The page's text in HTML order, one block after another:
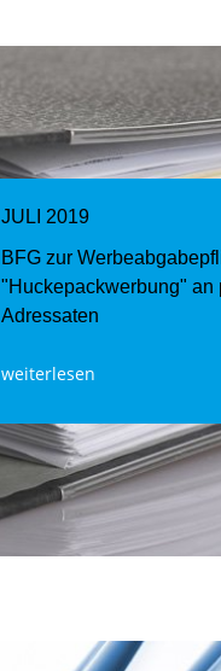
JULI 2019
BFG zur
"Huckepackwerbung" an
Adressaten
weiterlesen